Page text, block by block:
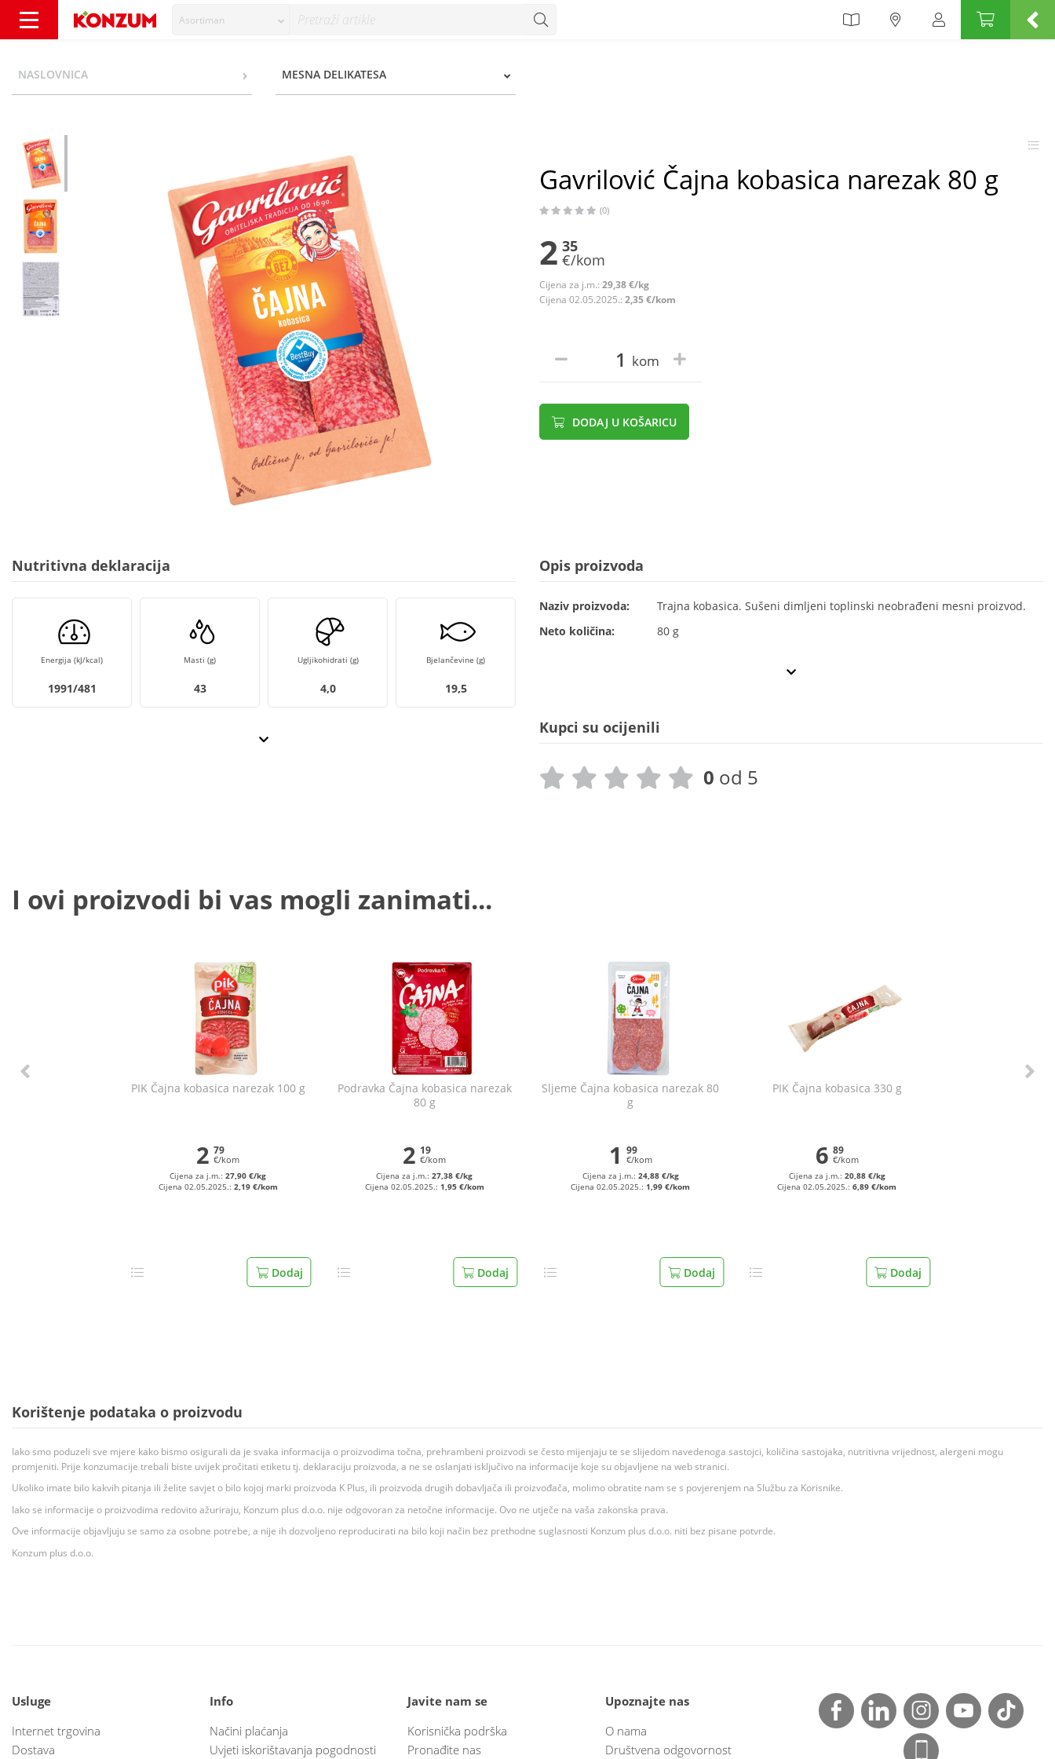
Asortiman
NASLOVNICA MESNA DELIKATESA
Gavrilović Čajna kobasica narezak 80 g
(0)
2 35
€/kom
Cijena za j.m.: 29,38 €/kg
Cijena 02.05.2025.: 2,35 €/kom
kom
DODAJ U KOŠARICU
Nutritivna deklaracija
Energija (kJ/kcal)
1991/481
Masti (g)
43
Ugljikohidrati (g)
4,0
Bjelančevine (g)
19,5
Opis proizvoda
Naziv proizvoda:
Trajna kobasica. Sušeni dimljeni toplinski neobrađeni mesni proizvod.
Neto količina:
80 g
Kupci su ocijenili
0 od 5
I ovi proizvodi bi vas mogli zanimati...
PIK Čajna kobasica narezak 100 g
2 79
€/kom
Cijena za j.m.:27,90 €/kg
Cijena 02.05.2025.: 2,19 €/kom
Dodaj
Podravka Čajna kobasica narezak
80 g
2 19
€/kom
Cijena za j.m.:27,38 €/kg
Cijena 02.05.2025.: 1,95 €/kom
Dodaj
Sljeme Čajna kobasica narezak 80
g
1 99
€/kom
Cijena za j.m.: 24,88 €/kg
Cijena 02.05.2025.:1,99 €/kom
Dodaj
PIK Čajna kobasica 330 g
6 89
€/kom
Cijena za j.m.: 20,88 €/kg
Cijena 02.05.2025.:6,89 €/kom
Dodaj
Korištenje podataka o proizvodu
Iako smo poduzeli sve mjere kako bismo osigurali da je svaka informacija o proizvodima točna, prehrambeni proizvodi se često mijenjaju te se slijedom navedenoga sastojci, količina sastojaka, nutritivna vrijednost, alergeni mogu
promjeniti. Prije konzumacije trebali biste uvijek pročitati etiketu tj. deklaraciju proizvoda, a ne se oslanjati isključivo na informacije koje su objavljene na web stranici.
Ukoliko imate bilo kakvih pitanja ili želite savjet o bilo kojoj marki proizvoda K Plus, ili proizvoda drugih dobavljača ili proizvođača, molimo obratite nam se s povjerenjem na Službu za Korisnike.
Iako se informacije o proizvodima redovito ažuriraju, Konzum plus d.o.o. nije odgovoran za netočne informacije. Ovo ne utječe na vaša zakonska prava.
Ove informacije objavljuju se samo za osobne potrebe, a nije ih dozvoljeno reproducirati na bilo koji način bez prethodne suglasnosti Konzum plus d.o.o. niti bez pisane potvrde.
Konzum plus d.o.o.
Usluge
Internet trgovina
Dostava
Info
Načini plaćanja
Uvjeti iskorištavanja pogodnosti
Javite nam se
Korisnička podrška
Pronađite nas
Upoznajte nas
O nama
Društvena odgovornost